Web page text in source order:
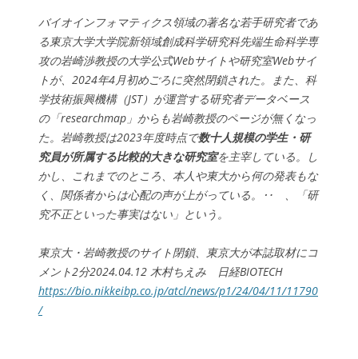
バイオインフォマティクス領域の著名な若手研究者であ
る東京大学大学院新領域創成科学研究科先端生命科学専
攻の岩崎渉教授の大学公式Webサイトや研究室Webサイ
トが、2024年4月初めごろに突然閉鎖された。また、科
学技術振興機構（JST）が運営する研究者データベース
の「researchmap」からも岩崎教授のページが無くなっ
た。岩崎教授は2023年度時点で数十人規模の学生・研
究員が所属する比較的大きな研究室を主宰している。し
かし、これまでのところ、本人や東大から何の発表もな
く、関係者からは心配の声が上がっている。‥
、「研
究不正といった事実はない」という。
東京大・岩崎教授のサイト閉鎖、東京大が本誌取材にコ
メント2分2024.04.12 木村ちえみ 日経BIOTECH
https://bio.nikkeibp.co.jp/atcl/news/p1/24/04/11/11790
/